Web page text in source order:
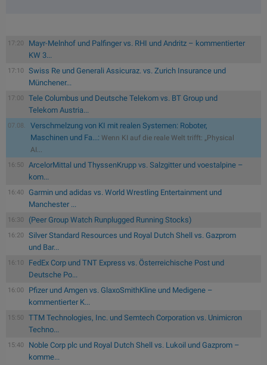
17:20
Mayr-Melnhof und Palfinger vs. RHI und Andritz – kommentierter
KW 3...
17:10
Swiss Re und Generali Assicuraz. vs. Zurich Insurance und
Münchener...
17:00
Tele Columbus und Deutsche Telekom vs. BT Group und
Telekom Austria...
07.08.
Verschmelzung von KI mit realen Systemen: Roboter,
Maschinen und Fa...: Wenn KI auf die reale Welt trifft: „Physical
AI...
16:50
ArcelorMittal und ThyssenKrupp vs. Salzgitter und voestalpine –
kom...
16:40
Garmin und adidas vs. World Wrestling Entertainment und
Manchester ...
16:30 (Peer Group Watch Runplugged Running Stocks)
16:20
Silver Standard Resources und Royal Dutch Shell vs. Gazprom
und Bar...
16:10
FedEx Corp und TNT Express vs. Österreichische Post und
Deutsche Po...
16:00
Pfizer und Amgen vs. GlaxoSmithKline und Medigene –
kommentierter K...
15:50
TTM Technologies, Inc. und Semtech Corporation vs. Unimicron
Techno...
15:40
Noble Corp plc und Royal Dutch Shell vs. Lukoil und Gazprom –
komme...